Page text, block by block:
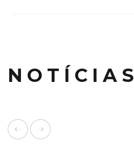
NOTÍCIAS